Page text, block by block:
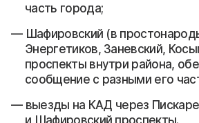
часть города;
Шафировский (в
Энергетиков, Заневский,
проспекты внутри района,
сообщение с разными его
выезды на КАД через